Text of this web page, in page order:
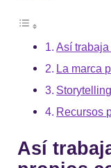
Así
La marca
Recursos
Así